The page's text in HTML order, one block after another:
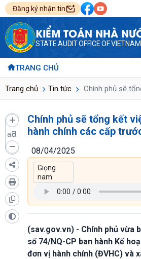
Đăng ký nhận tin
KIỂM TOÁN NHÀ
STATE AUDIT OFFICE OF VIETNAM
TRANG CHỦ
Trang chủ Tin tức Chính phủ sẽ
aa
Chính phủ sẽ tổng kết
hành chính các cấp
08/04/2025
(sav.gov.vn) - Chính phủ vừa
số 74/NQ-CP ban hành Kế
đơn vị hành chính (ĐVHC) và